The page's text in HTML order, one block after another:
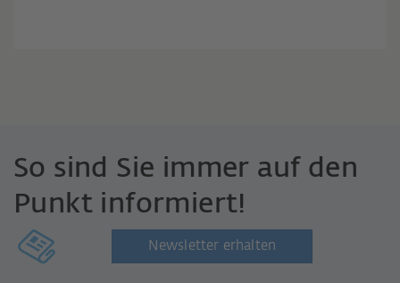
So sind Sie immer auf den
Punkt informiert!
Newsletter erhalten